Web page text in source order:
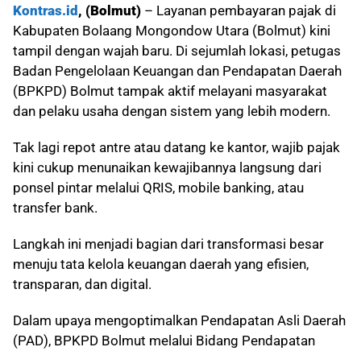
Kontras.id , (Bolmut) – Layanan pembayaran pajak di
Kabupaten Bolaang Mongondow Utara (Bolmut) kini
tampil dengan wajah baru. Di sejumlah lokasi, petugas
Badan Pengelolaan Keuangan dan Pendapatan Daerah
(BPKPD) Bolmut tampak aktif melayani masyarakat
dan pelaku usaha dengan sistem yang lebih modern.
Tak lagi repot antre atau datang ke kantor, wajib pajak
kini cukup menunaikan kewajibannya langsung dari
ponsel pintar melalui QRIS, mobile banking, atau
transfer bank.
Langkah ini menjadi bagian dari transformasi besar
menuju tata kelola keuangan daerah yang efisien,
transparan, dan digital.
Dalam upaya mengoptimalkan Pendapatan Asli Daerah
(PAD), BPKPD Bolmut melalui Bidang Pendapatan